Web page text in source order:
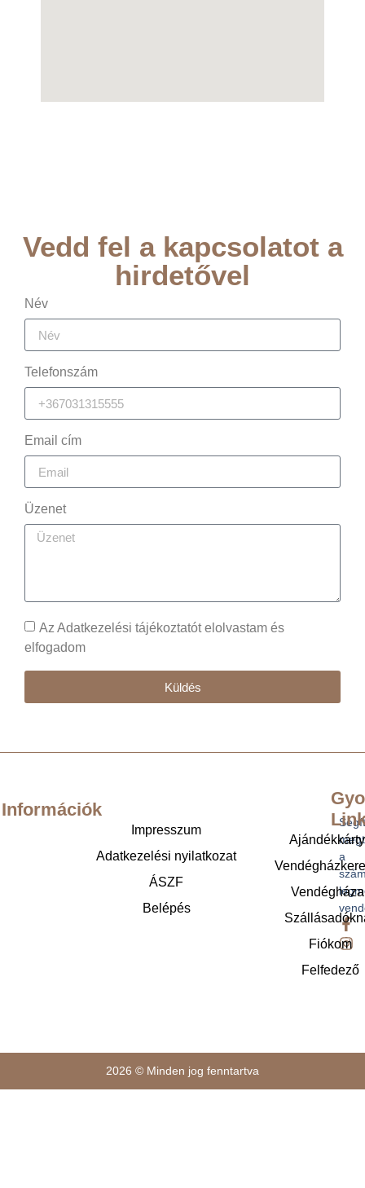
Vedd fel a kapcsolatot a
hirdetővel
Név
Telefonszám
Email cím
Üzenet
Az Adatkezelési tájékoztatót elolvastam és
elfogadom
Küldés
a
Fiókom
Felfedező
Információk
Impresszum
Adatkezelési nyilatkozat
ÁSZF
Belépés
2026 © Minden jog fenntartva